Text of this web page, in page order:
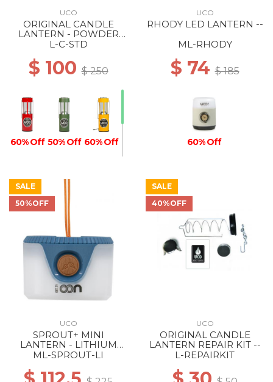
UCO
ORIGINAL CANDLE
LANTERN - POWDER
COATED RED
L-C-STD
$ 100$ 250
60% Off 50% Off 60% Off
60% Off
UCO
RHODY LED LANTERN --
ML-RHODY
$ 74$ 185
60% Off
SALE
50%OFF
UCO
SPROUT+ MINI
LANTERN - LITHIUM
RECHARGEABLE BLUE
ML-SPROUT-LI
SALE
40%OFF
UCO
ORIGINAL CANDLE
LANTERN REPAIR KIT --
L-REPAIRKIT